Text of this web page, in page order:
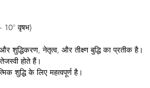
10° वृषभ)
शुद्धिकरण, नेतृत्व, और तीक्ष्ण बुद्धि का प्रतीक है।
होते हैं।
शुद्धि के लिए महत्वपूर्ण है।